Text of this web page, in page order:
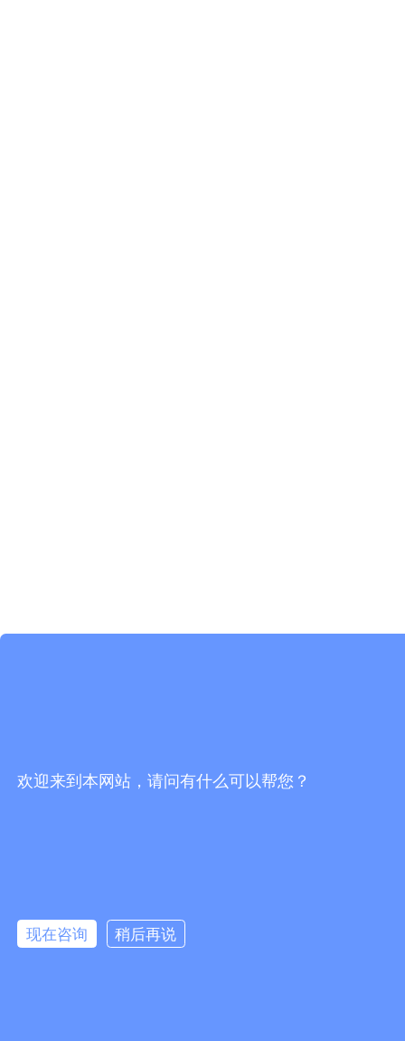
欢迎来到本网站，请问有什么可以帮您？
现在咨询 稍后再说